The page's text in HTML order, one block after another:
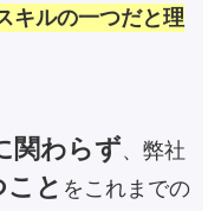
キルの一つだと理
関わらず、弊社
こと をこれまでの